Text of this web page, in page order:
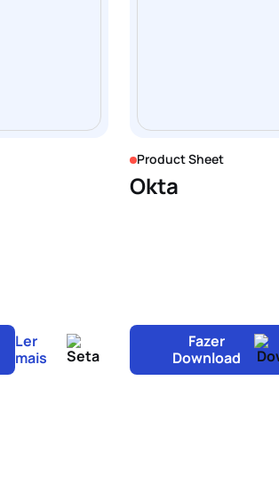
Ler
mais
Product Sheet
Okta
Fazer
Download